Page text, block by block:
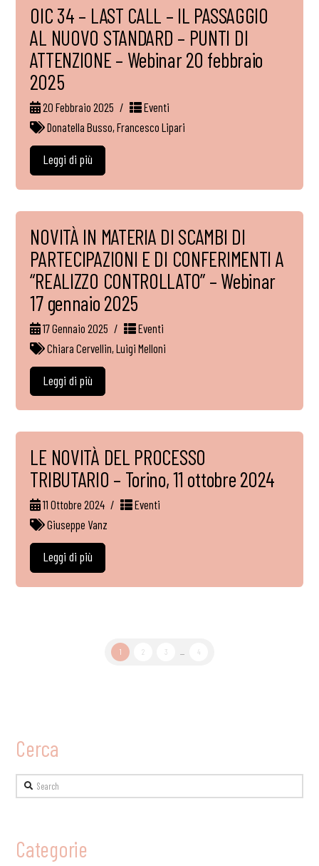
OIC 34 – LAST CALL – IL PASSAGGIO
AL NUOVO STANDARD – PUNTI DI
ATTENZIONE – Webinar 20 febbraio
2025
20 Febbraio 2025
Eventi
Donatella Busso,Francesco Lipari
Leggi di più
NOVITÀ IN MATERIA DI SCAMBI DI
PARTECIPAZIONI E DI CONFERIMENTI A
“REALIZZO CONTROLLATO” – Webinar
17 gennaio 2025
17 Gennaio 2025
Eventi
Chiara Cervellin,Luigi Melloni
Leggi di più
LE NOVITÀ DEL PROCESSO
TRIBUTARIO – Torino, 11 ottobre 2024
11 Ottobre 2024
Eventi
Giuseppe Vanz
Leggi di più
1 2 3 4
Cerca
Search
Categorie